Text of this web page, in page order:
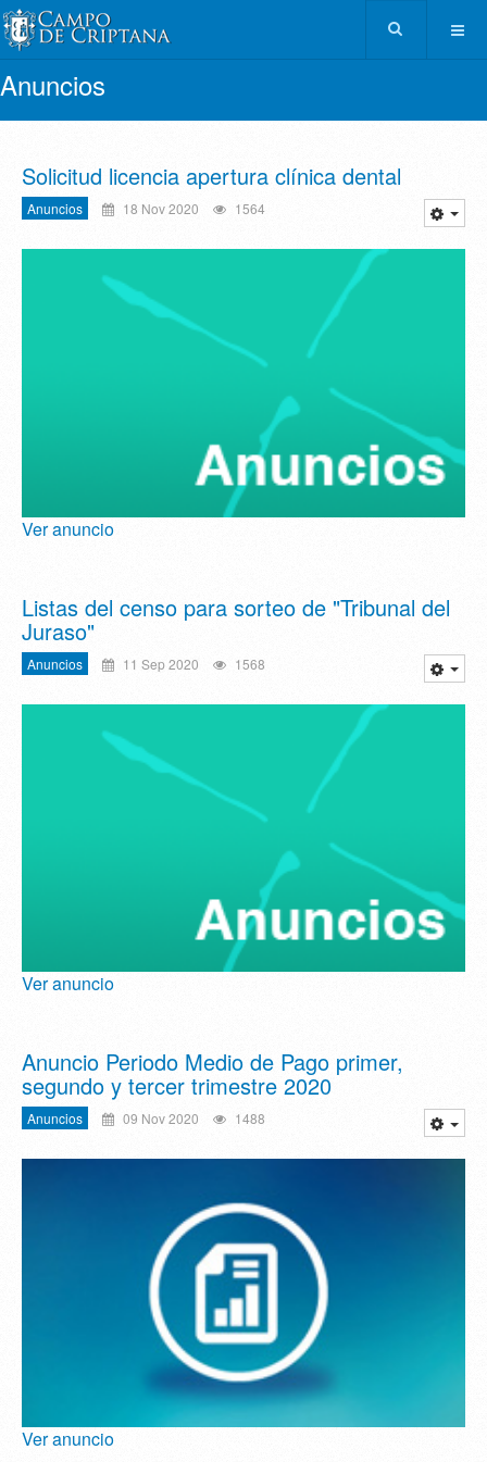
Anuncios
Solicitud licencia apertura clínica dental
Anuncios 18 Nov 2020 1564
Ver anuncio
Listas del censo para sorteo de "Tribunal del
Juraso"
Anuncios 11 Sep 2020 1568
Ver anuncio
Anuncio Periodo Medio de Pago primer,
segundo y tercer trimestre 2020
Anuncios 09 Nov 2020 1488
Ver anuncio